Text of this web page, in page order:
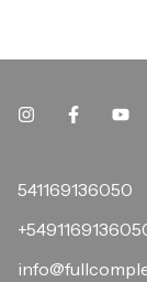
541169136050